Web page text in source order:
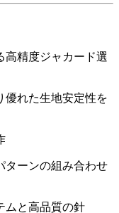
高精度ジャカード選
優れた生地安定性を
ターンの組み合わせ
ムと高品質の針